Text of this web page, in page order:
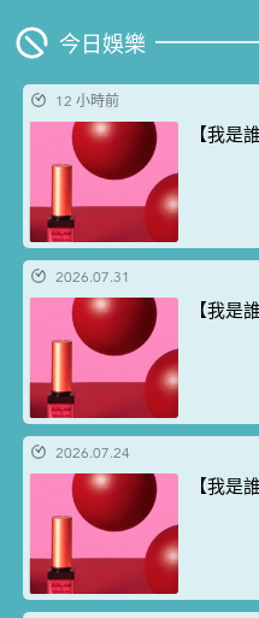
今日娛樂
12 小時前
【我是
2026.07.31
【我是
2026.07.24
【我是